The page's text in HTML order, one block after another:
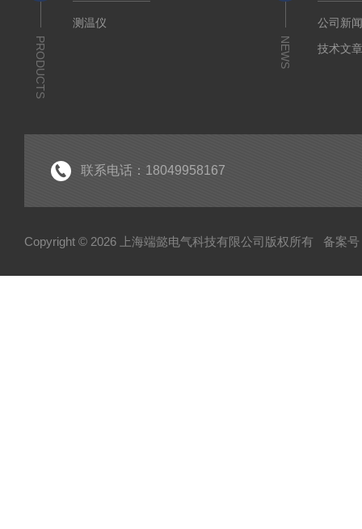
PRODUCTS
测温仪
NEWS
公司新
技术文
联系电话：18049958167
Copyright © 2026 上海端懿电气科技有限公司版权所有 备案号